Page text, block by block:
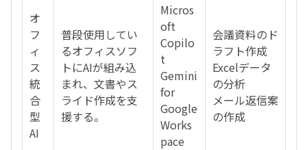
オ
フ
ィ
ス
統
合
型
AI
普段使用してい
るオフィスソフ
トにAIが組み込
まれ、文書やス
ライド作成を支
援する。
Micros
oft
Copilo
t
Gemini
for
Google
Works
pace
会議資料のド
ラフト作成
Excelデータ
の分析
メール返信案
の作成